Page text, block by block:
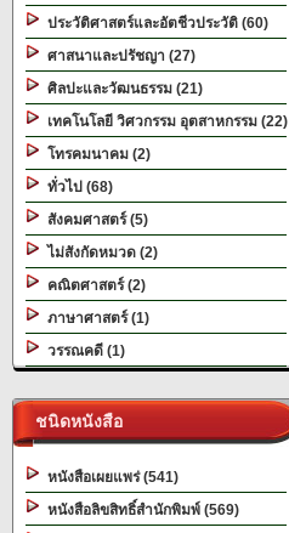
ประวัติศาสตร์และอัตชีวประวัติ (60)
ศาสนาและปรัชญา (27)
ศิลปะและวัฒนธรรม (21)
เทคโนโลยี วิศวกรรม อุตสาหกรรม (22)
โทรคมนาคม (2)
ทั่วไป (68)
สังคมศาสตร์ (5)
ไม่สังกัดหมวด (2)
คณิตศาสตร์ (2)
ภาษาศาสตร์ (1)
วรรณคดี (1)
ชนิดหนังสือ
หนังสือเผยแพร่ (541)
หนังสือลิขสิทธิ์สำนักพิมพ์ (569)